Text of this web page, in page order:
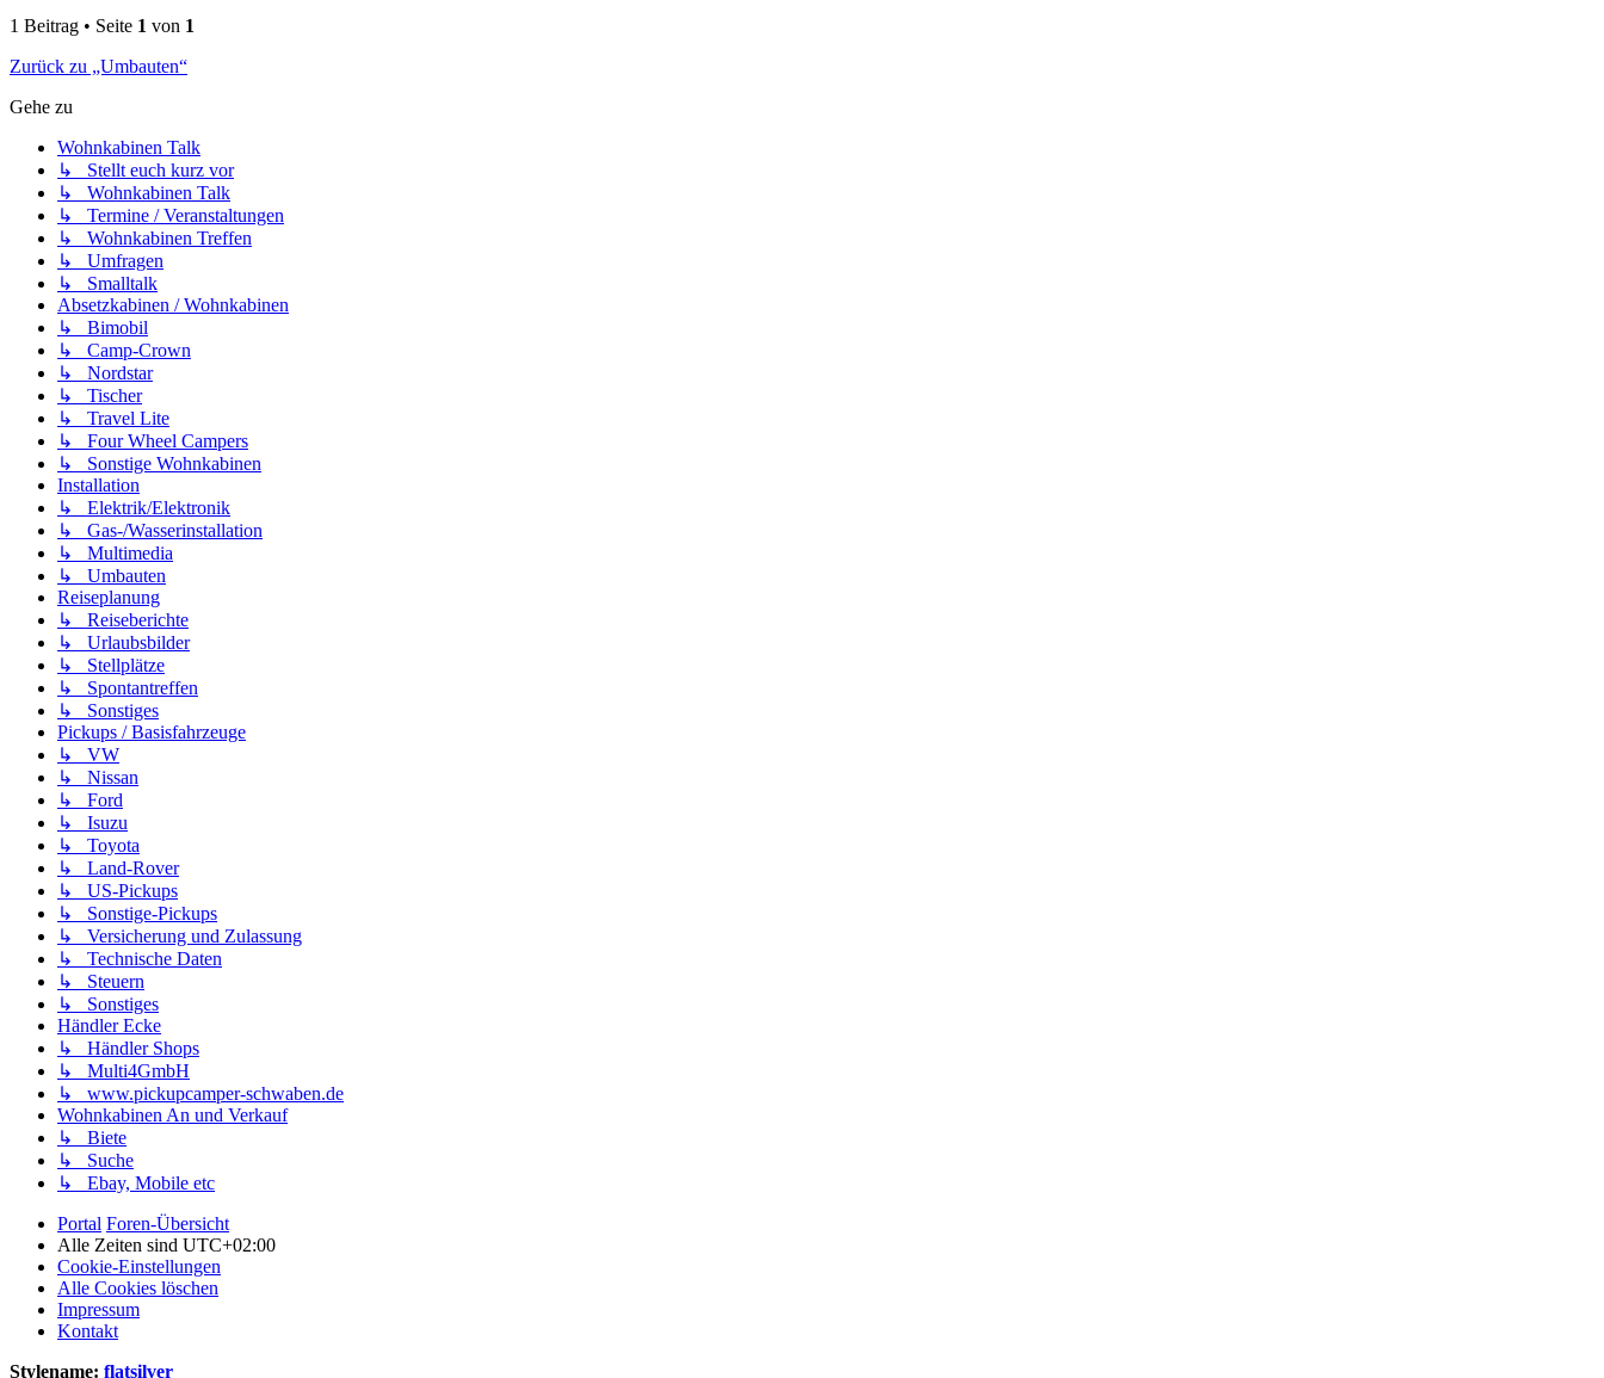
1 Beitrag • Seite 1 von 1
Zurück zu „Umbauten“
Gehe zu
Wohnkabinen Talk
↳ Stellt euch kurz vor
↳ Wohnkabinen Talk
↳ Termine / Veranstaltungen
↳ Wohnkabinen Treffen
↳ Umfragen
↳ Smalltalk
Absetzkabinen / Wohnkabinen
↳ Bimobil
↳ Camp-Crown
↳ Nordstar
↳ Tischer
↳ Travel Lite
↳ Four Wheel Campers
↳ Sonstige Wohnkabinen
Installation
↳ Elektrik/Elektronik
↳ Gas-/Wasserinstallation
↳ Multimedia
↳ Umbauten
Reiseplanung
↳ Reiseberichte
↳ Urlaubsbilder
↳ Stellplätze
↳ Spontantreffen
↳ Sonstiges
Pickups / Basisfahrzeuge
↳ VW
↳ Nissan
↳ Ford
↳ Isuzu
↳ Toyota
↳ Land-Rover
↳ US-Pickups
↳ Sonstige-Pickups
↳ Versicherung und Zulassung
↳ Technische Daten
↳ Steuern
↳ Sonstiges
Händler Ecke
↳ Händler Shops
↳ Multi4GmbH
↳ www.pickupcamper-schwaben.de
Wohnkabinen An und Verkauf
↳ Biete
↳ Suche
↳ Ebay, Mobile etc
Portal Foren-Übersicht
Alle Zeiten sind UTC+02:00
Cookie-Einstellungen
Alle Cookies löschen
Impressum
Kontakt
Stylename: flatsilver